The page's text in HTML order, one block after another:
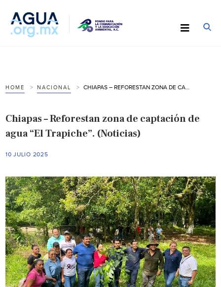
HOME NACIONAL
Chiapas – Reforestan zona de captación de
agua “El Trapiche”. (Noticias)
10 JULIO 2025